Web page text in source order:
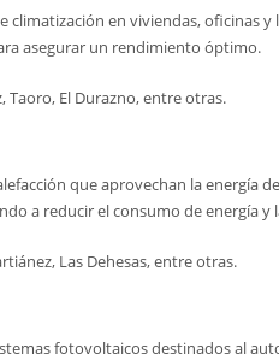
en viviendas, oficinas y
asegurar un rendimiento óptimo.
Taoro, El Durazno, entre otras.
que aprovechan la energía
a reducir el consumo de energía y
Las Dehesas, entre otras.
fotovoltaicos destinados al